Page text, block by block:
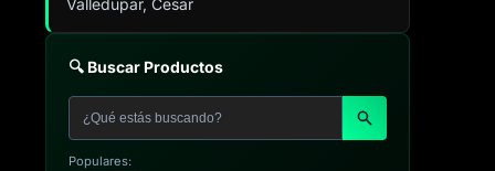
Valledupar, Cesar
🔍 Buscar Productos
Populares: